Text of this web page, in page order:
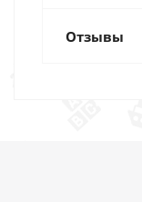
Отзывы